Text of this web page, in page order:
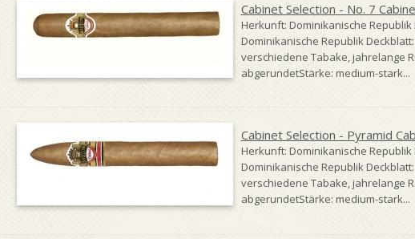
Cabinet Selection - No. 7
Herkunft: Dominikanische
Dominikanische Republik
verschiedene Tabake, jahrelange
abgerundetStärke: medium-stark...
Cabinet Selection - Pyramid
Herkunft: Dominikanische
Dominikanische Republik
verschiedene Tabake, jahrelange
abgerundetStärke: medium-stark...